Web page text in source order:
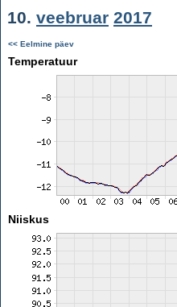
10. veebruar 2017
<< Eelmine päev
Temperatuur
Niiskus